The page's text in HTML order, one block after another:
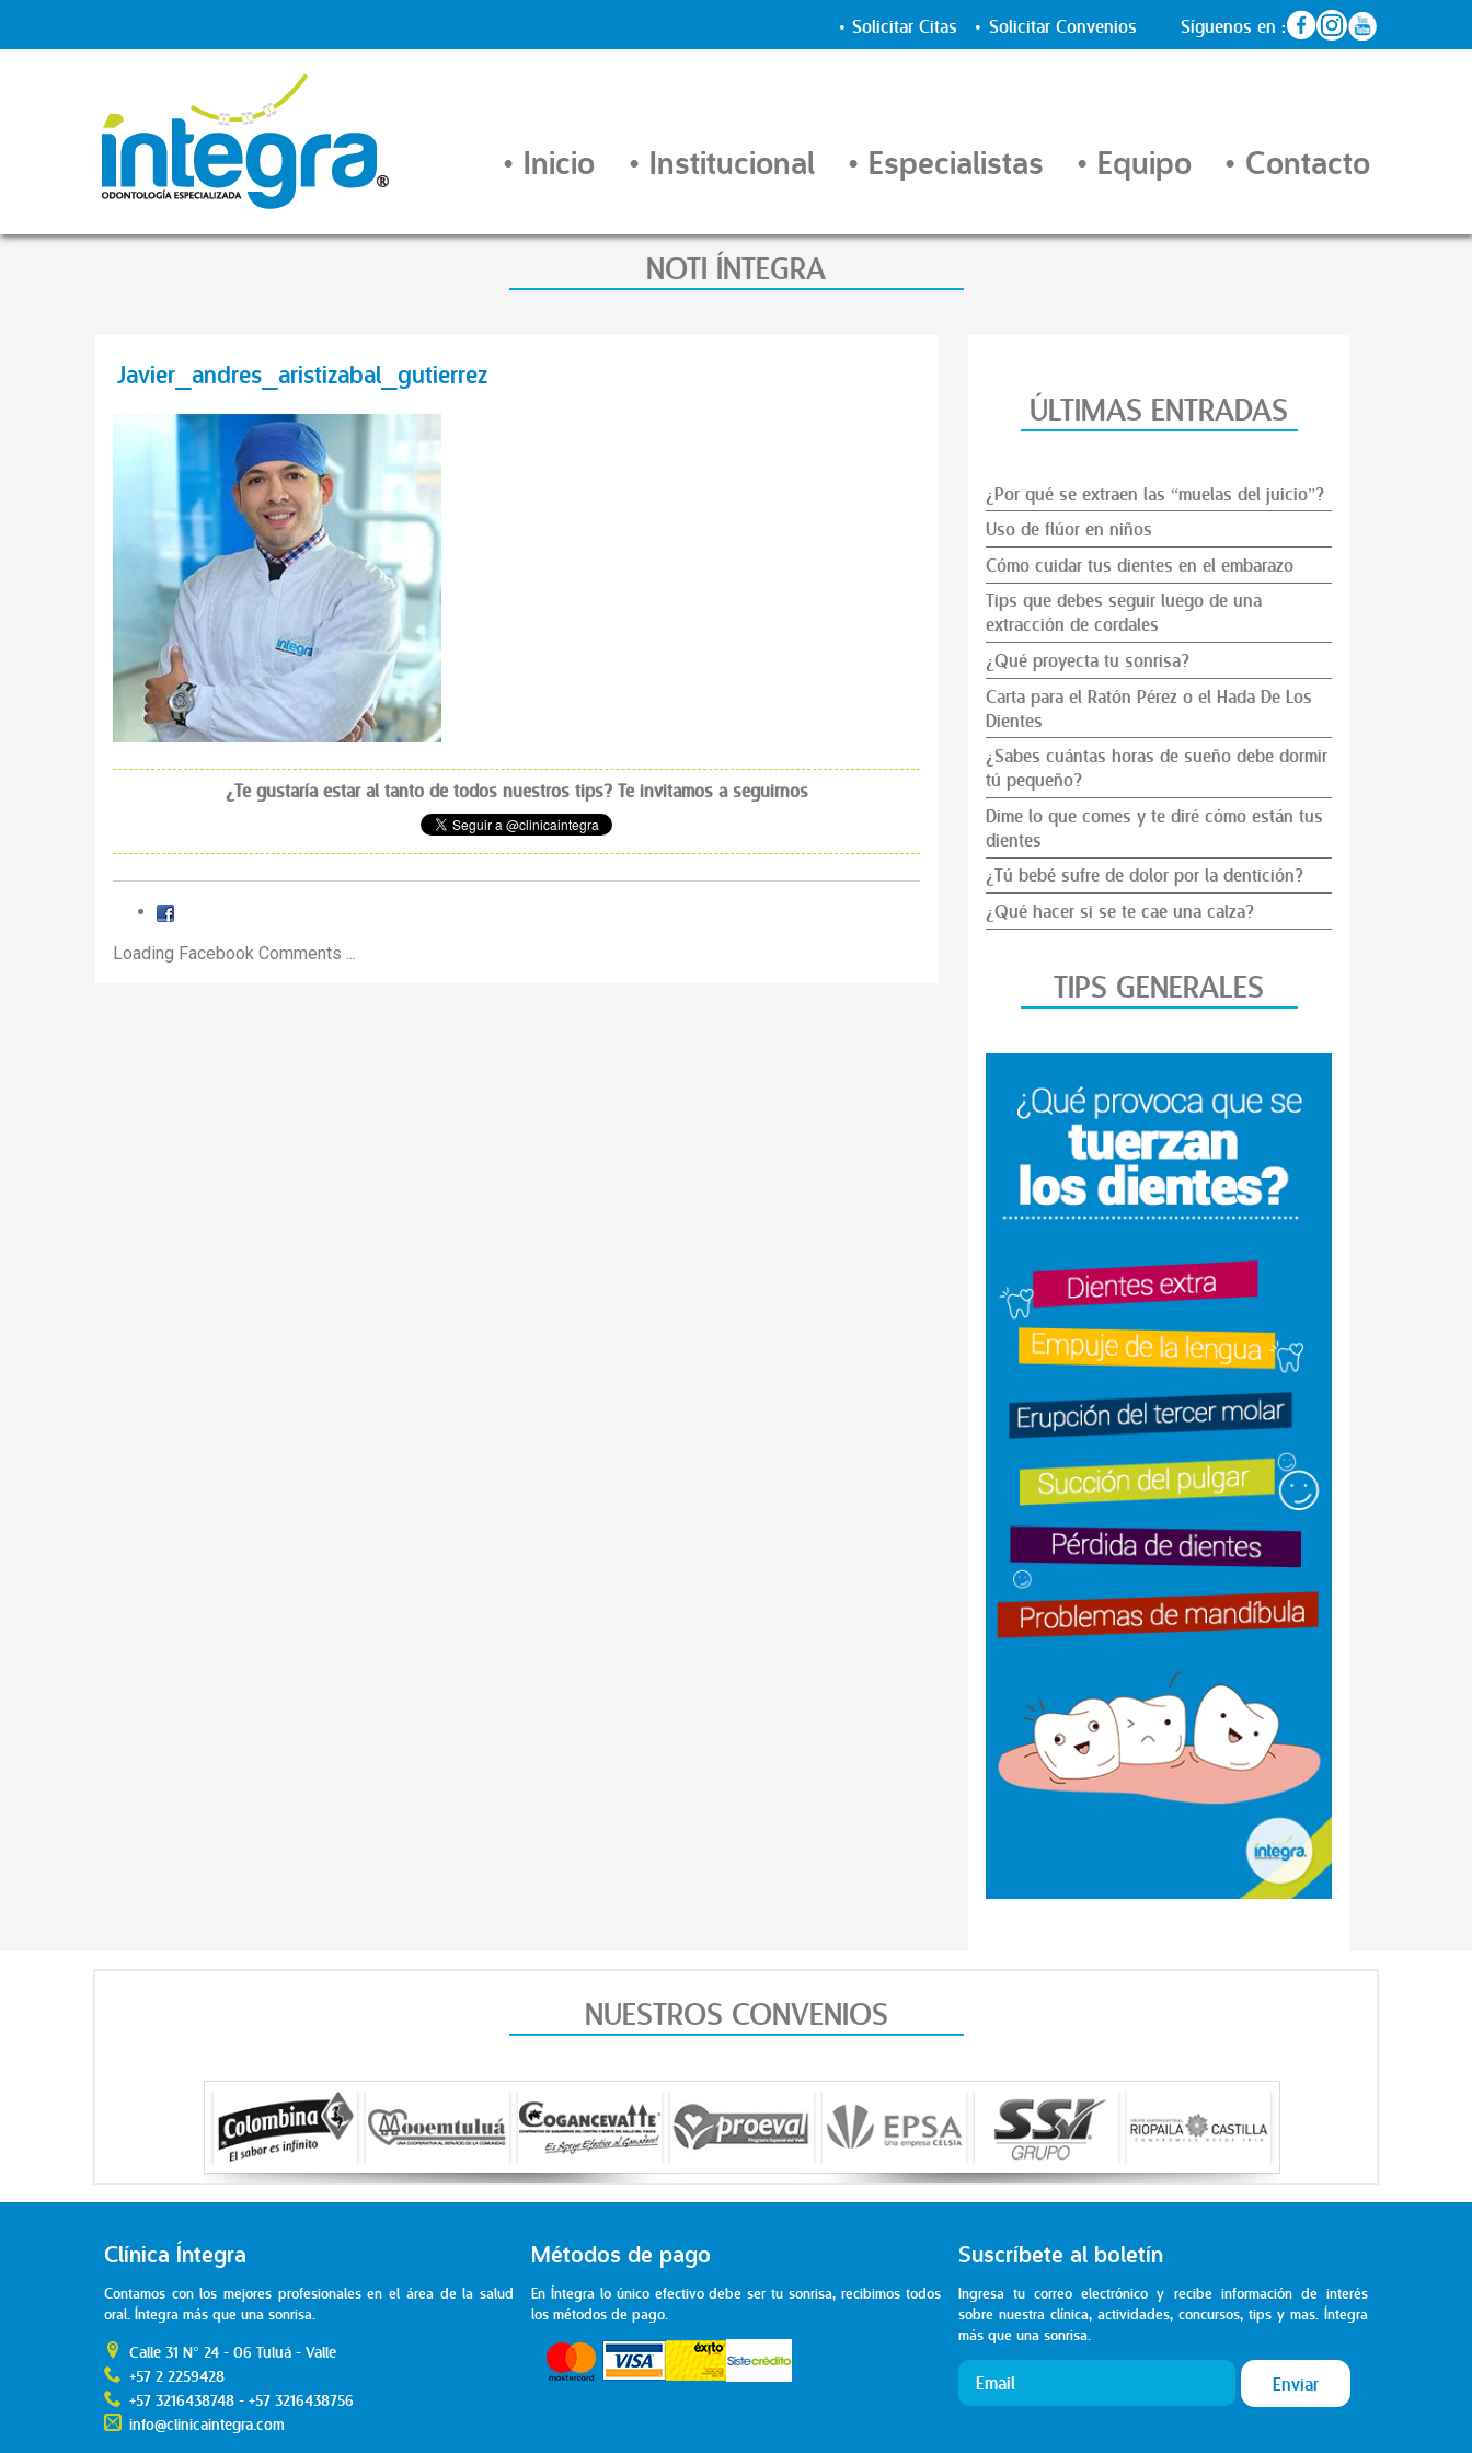
Solicitar Citas Solicitar Convenios Síguenos en :
Inicio Institucional Especialistas Equipo Contacto
NOTI ÍNTEGRA
Javier_andres_aristizabal_gutierrez
¿Te gustaría estar al tanto de todos nuestros tips? Te invitamos a seguirnos
Loading Facebook Comments ...
ÚLTIMAS ENTRADAS
¿Por qué se extraen las “muelas del juicio”?
Uso de flúor en niños
Cómo cuidar tus dientes en el embarazo
Tips que debes seguir luego de una
extracción de cordales
¿Qué proyecta tu sonrisa?
Carta para el Ratón Pérez o el Hada De Los
Dientes
¿Sabes cuántas horas de sueño debe dormir
tú pequeño?
Dime lo que comes y te diré cómo están tus
dientes
¿Tú bebé sufre de dolor por la dentición?
¿Qué hacer si se te cae una calza?
TIPS GENERALES
NUESTROS CONVENIOS
Clínica Íntegra
Contamos con los mejores profesionales en el área de la salud
oral. Íntegra más que una sonrisa.
Calle 31 N° 24 - 06 Tuluá - Valle
+57 2 2259428
+57 3216438748 - +57 3216438756
info@clinicaintegra.com
Métodos de pago
En Íntegra lo único efectivo debe ser tu sonrisa, recibimos todos
los métodos de pago.
Suscríbete al boletín
Ingresa tu correo electrónico y recibe información de interés
sobre nuestra clínica, actividades, concursos, tips y mas. Íntegra
más que una sonrisa.